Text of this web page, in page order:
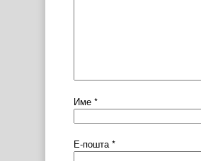
Име *
Е-пошта*